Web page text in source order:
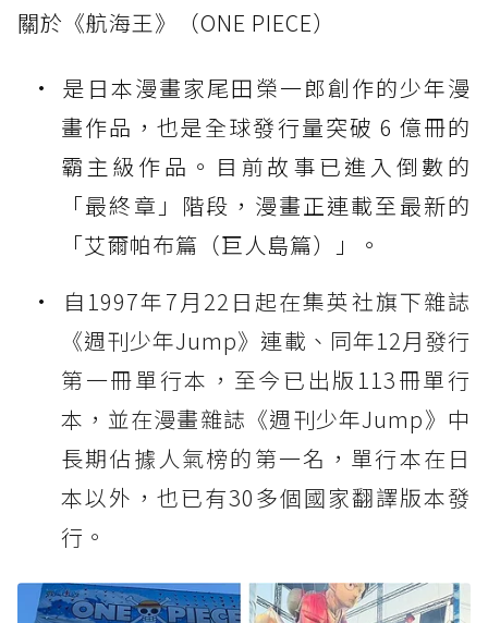
關於《航海王》（ONE PIECE）
是日本漫畫家尾田榮一郎創作的少年漫
畫作品，也是全球發行量突破 6 億冊的
霸主級作品。目前故事已進入倒數的
「最終章」階段，漫畫正連載至最新的
「艾爾帕布篇（巨人島篇）」。
自1997年7月22日起在集英社旗下雜誌
《週刊少年Jump》連載、同年12月發行
第一冊單行本，至今已出版113冊單行
本，並在漫畫雜誌《週刊少年Jump》中
長期佔據人氣榜的第一名，單行本在日
本以外，也已有30多個國家翻譯版本發
行。